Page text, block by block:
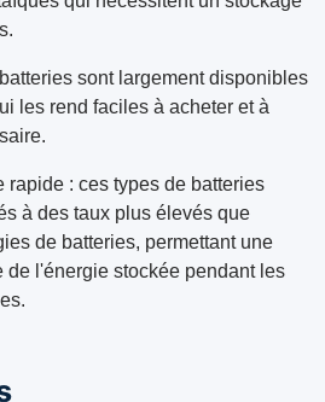
sont largement disponibles
les rend faciles à acheter et à
rapide : ces types de batteries
à des taux plus élevés que
de batteries, permettant une
de l'énergie stockée pendant les